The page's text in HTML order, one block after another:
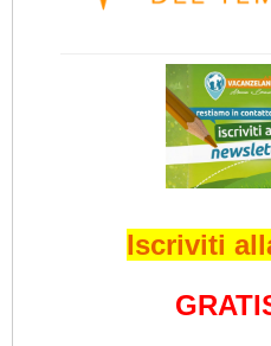
Iscriviti